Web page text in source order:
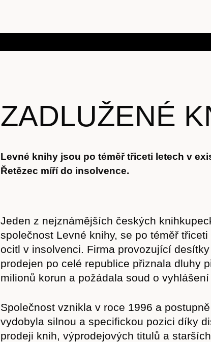
ZADLUŽENÉ
Levné knihy jsou po téměř třiceti letech v
Řetězec míří do insolvence.
Jeden z nejznámějších českých
společnost Levné knihy, se po téměř
ocitl v insolvenci. Firma provozující
prodejen po celé republice přiznala dluhy
milionů korun a požádala soud o
Společnost vznikla v roce 1996 a
vydobyla silnou a specifickou pozici díky
prodeji knih, výprodejových titulů a